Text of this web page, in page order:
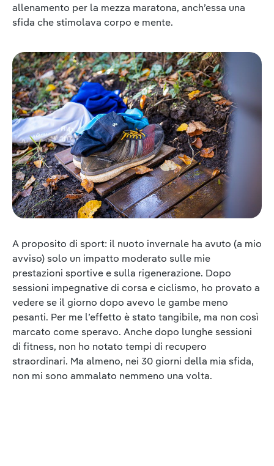
allenamento per la mezza maratona, anch’essa una
sfida che stimolava corpo e mente.
A proposito di sport: il nuoto invernale ha avuto (a mio
avviso) solo un impatto moderato sulle mie
prestazioni sportive e sulla rigenerazione. Dopo
sessioni impegnative di corsa e ciclismo, ho provato a
vedere se il giorno dopo avevo le gambe meno
pesanti. Per me l’effetto è stato tangibile, ma non così
marcato come speravo. Anche dopo lunghe sessioni
di fitness, non ho notato tempi di recupero
straordinari. Ma almeno, nei 30 giorni della mia sfida,
non mi sono ammalato nemmeno una volta.